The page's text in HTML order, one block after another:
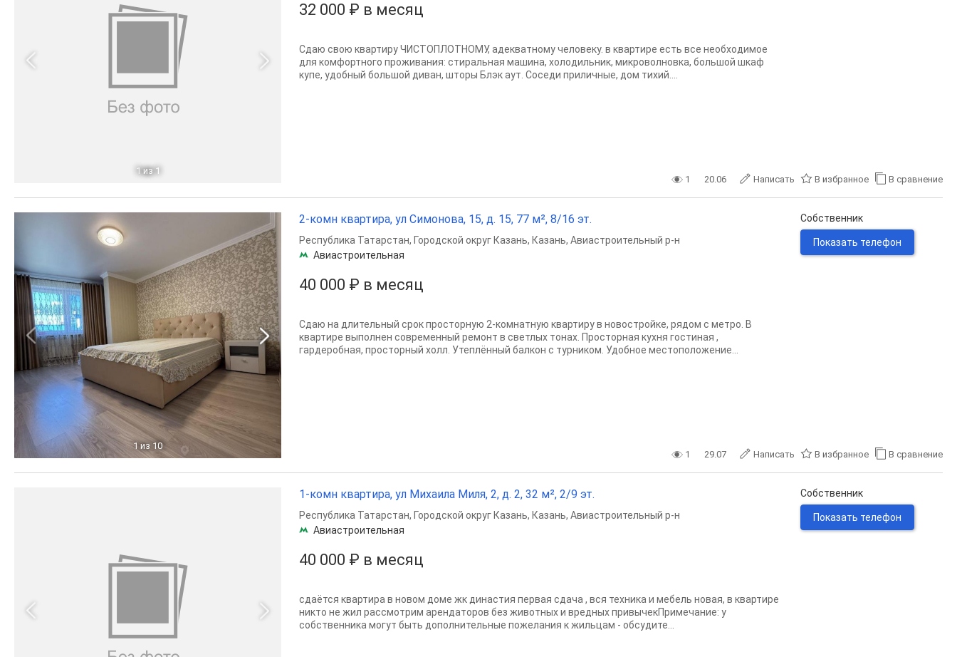
1 из 1
32 000 ₽ в месяц
Сдаю свою квартиру ЧИСТОПЛОТНОМУ, адекватному человеку. в квартире есть все необходимое
для комфортного проживания: стиральная машина, холодильник, микроволновка, большой шкаф
купе, удобный большой диван, шторы Блэк аут. Соседи приличные, дом тихий....
1 20.06 Написать В избранное В сравнение
1 из 10
2-комн квартира, ул Симонова, 15, д. 15, 77 м², 8/16 эт.
40 000 ₽ в месяц
Республика Татарстан, Городской округ Казань, Казань, Авиастроительный р-н
Авиастроительная
Сдаю на длительный срок просторную 2-комнатную квартиру в новостройке, рядом с метро. В
квартире выполнен современный ремонт в светлых тонах. Просторная кухня гостиная ,
гардеробная, просторный холл. Утеплённый балкон с турником. Удобное местоположение...
Собственник
Показать телефон
1 29.07 Написать В избранное В сравнение
1-комн квартира, ул Михаила Миля, 2, д. 2, 32 м², 2/9 эт.
40 000 ₽ в месяц
Республика Татарстан, Городской округ Казань, Казань, Авиастроительный р-н
Авиастроительная
сдаётся квартира в новом доме жк династия первая сдача , вся техника и мебель новая, в квартире
никто не жил рассмотрим арендаторов без животных и вредных привычекПримечание: у
собственника могут быть дополнительные пожелания к жильцам - обсудите...
Собственник
Показать телефон